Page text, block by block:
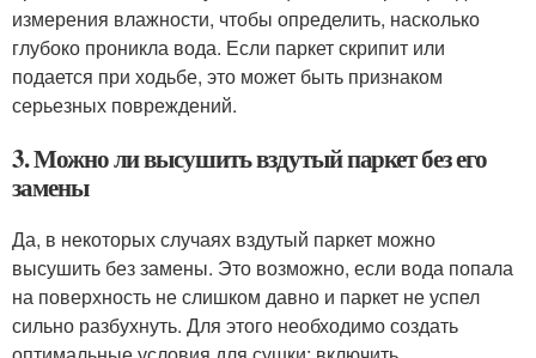
измерения влажности, чтобы определить, насколько
глубоко проникла вода. Если паркет скрипит или
подается при ходьбе, это может быть признаком
серьезных повреждений.
3. Можно ли высушить вздутый паркет без его
замены
Да, в некоторых случаях вздутый паркет можно
высушить без замены. Это возможно, если вода попала
на поверхность не слишком давно и паркет не успел
сильно разбухнуть. Для этого необходимо создать